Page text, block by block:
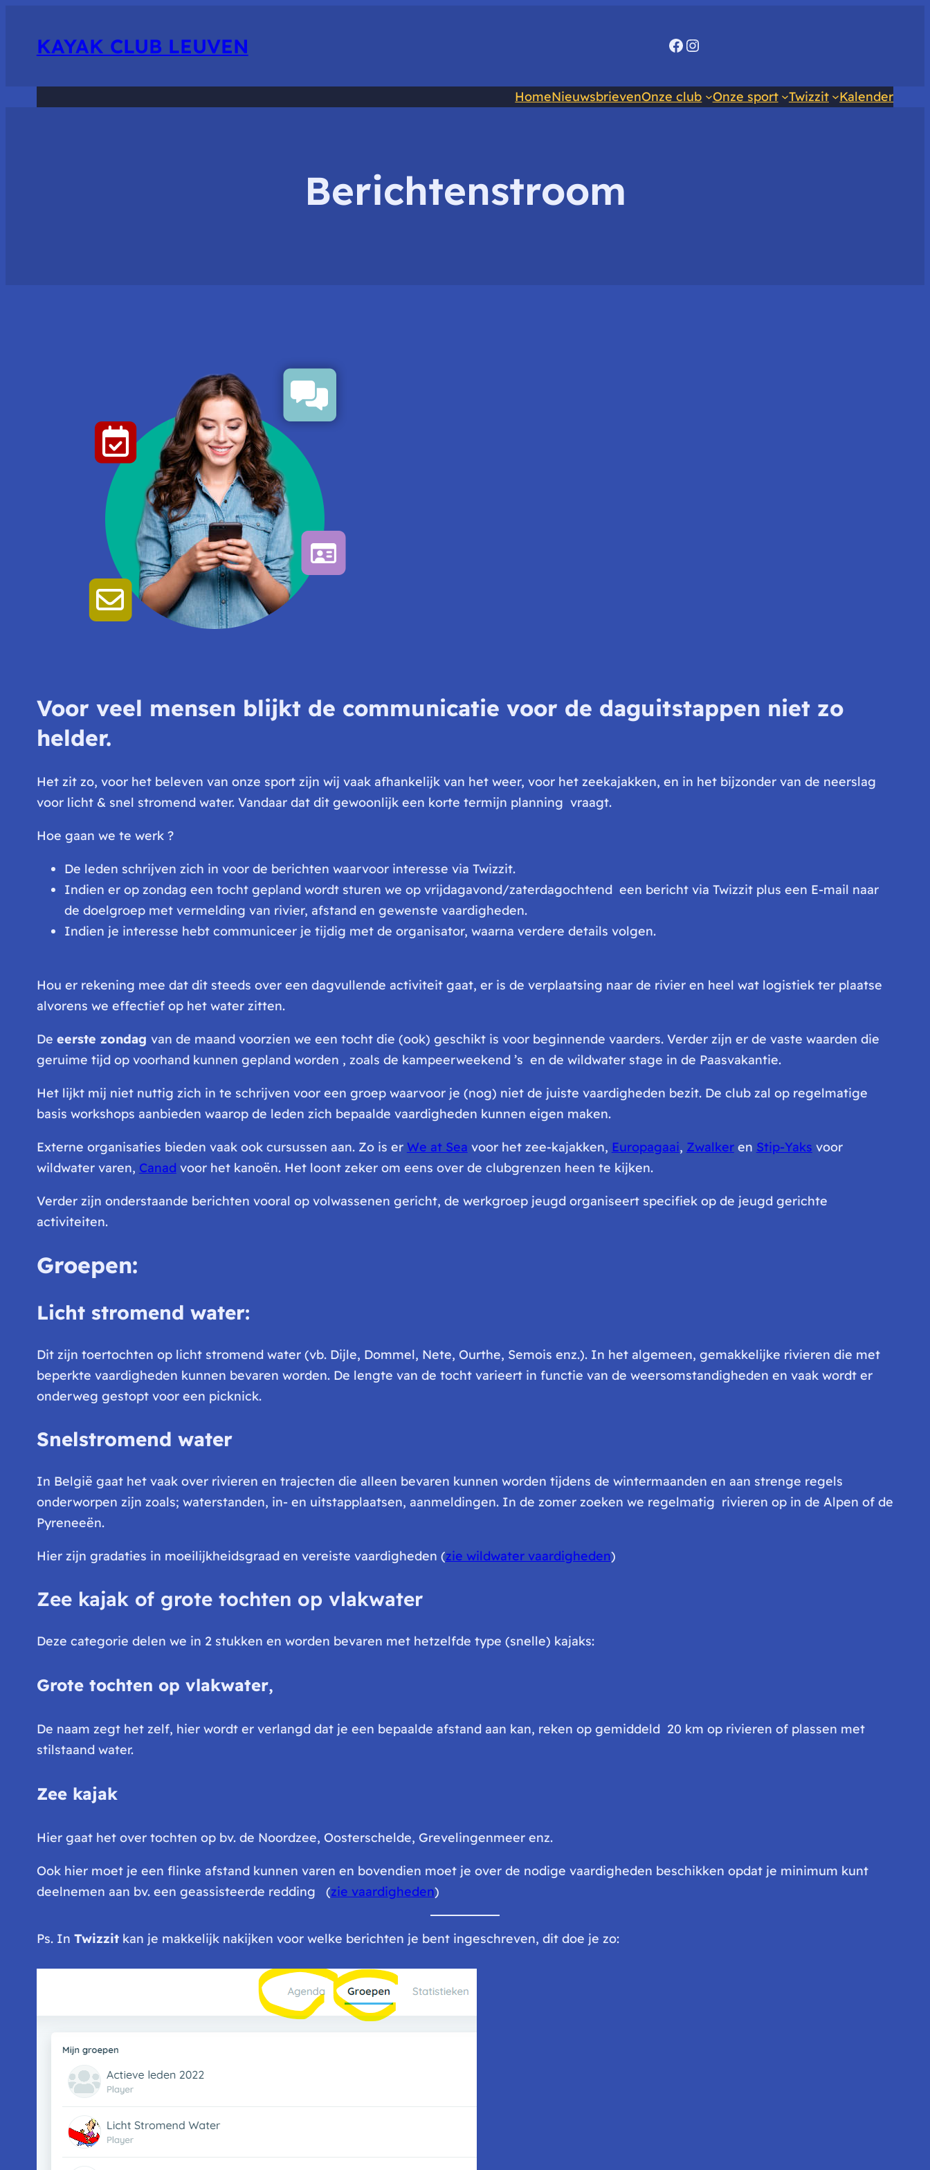
KAYAK CLUB LEUVEN Facebook
Instagram
HomeNieuwsbrievenOnze club Onze sport Twizzit Kalender
Berichtenstroom
Voor veel mensen blijkt de communicatie voor de daguitstappen niet zo
helder.
Het zit zo, voor het beleven van onze sport zijn wij vaak afhankelijk van het weer, voor het zeekajakken, en in het bijzonder van de neerslag
voor licht & snel stromend water. Vandaar dat dit gewoonlijk een korte termijn planning vraagt.
Hoe gaan we te werk ?
De leden schrijven zich in voor de berichten waarvoor interesse via Twizzit.
Indien er op zondag een tocht gepland wordt sturen we op vrijdagavond/zaterdagochtend een bericht via Twizzit plus een E-mail naar
de doelgroep met vermelding van rivier, afstand en gewenste vaardigheden.
Indien je interesse hebt communiceer je tijdig met de organisator, waarna verdere details volgen.
Hou er rekening mee dat dit steeds over een dagvullende activiteit gaat, er is de verplaatsing naar de rivier en heel wat logistiek ter plaatse
alvorens we effectief op het water zitten.
De eerste zondag van de maand voorzien we een tocht die (ook) geschikt is voor beginnende vaarders. Verder zijn er de vaste waarden die
geruime tijd op voorhand kunnen gepland worden , zoals de kampeerweekend ’s en de wildwater stage in de Paasvakantie.
Het lijkt mij niet nuttig zich in te schrijven voor een groep waarvoor je (nog) niet de juiste vaardigheden bezit. De club zal op regelmatige
basis workshops aanbieden waarop de leden zich bepaalde vaardigheden kunnen eigen maken.
Externe organisaties bieden vaak ook cursussen aan. Zo is er We at Sea voor het zee-kajakken, Europagaai, Zwalkeren Stip-Yaks voor
wildwater varen, Canad voor het kanoën. Het loont zeker om eens over de clubgrenzen heen te kijken.
Verder zijn onderstaande berichten vooral op volwassenen gericht, de werkgroep jeugd organiseert specifiek op de jeugd gerichte
activiteiten.
Groepen:
Licht stromend water:
Dit zijn toertochten op licht stromend water (vb. Dijle, Dommel, Nete, Ourthe, Semois enz.). In het algemeen, gemakkelijke rivieren die met
beperkte vaardigheden kunnen bevaren worden. De lengte van de tocht varieert in functie van de weersomstandigheden en vaak wordt er
onderweg gestopt voor een picknick.
Snelstromend water
In België gaat het vaak over rivieren en trajecten die alleen bevaren kunnen worden tijdens de wintermaanden en aan strenge regels
onderworpen zijn zoals; waterstanden, in- en uitstapplaatsen, aanmeldingen. In de zomer zoeken we regelmatig rivieren op in de Alpen of de
Pyreneeën.
Hier zijn gradaties in moeilijkheidsgraad en vereiste vaardigheden (zie wildwater vaardigheden)
Zee kajak of grote tochten op vlakwater
Deze categorie delen we in 2 stukken en worden bevaren met hetzelfde type (snelle) kajaks:
Grote tochten op vlakwater,
De naam zegt het zelf, hier wordt er verlangd dat je een bepaalde afstand aan kan, reken op gemiddeld 20 km op rivieren of plassen met
stilstaand water.
Zee kajak
Hier gaat het over tochten op bv. de Noordzee, Oosterschelde, Grevelingenmeer enz.
Ook hier moet je een flinke afstand kunnen varen en bovendien moet je over de nodige vaardigheden beschikken opdat je minimum kunt
deelnemen aan bv. een geassisteerde redding (zie vaardigheden)
Ps. In Twizzitkan je makkelijk nakijken voor welke berichten je bent ingeschreven, dit doe je zo: